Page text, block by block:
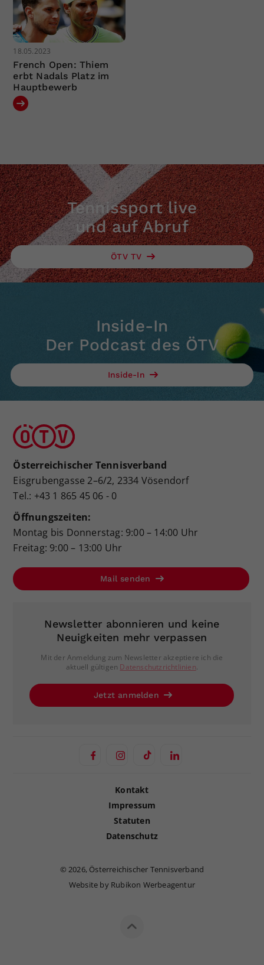
18.05.2023
French Open: Thiem
erbt Nadals Platz im
Hauptbewerb
Tennissport live
und auf Abruf
ÖTV TV
Inside-In
Der Podcast des ÖTV
Inside-In
Österreichischer Tennisverband
Eisgrubengasse 2–6/2, 2334 Vösendorf
Tel.: +43 1 865 45 06 - 0
Öffnungszeiten:
Montag bis Donnerstag: 9:00 – 14:00 Uhr
Freitag: 9:00 – 13:00 Uhr
Mail senden
Newsletter abonnieren und keine
Neuigkeiten mehr verpassen
Mit der Anmeldung zum Newsletter akzeptiere ich die
aktuell gültigen Datenschutzrichtlinien.
Jetzt anmelden
Kontakt
Impressum
Statuten
Datenschutz
© 2026, Österreichischer Tennisverband
Website by Rubikon Werbeagentur